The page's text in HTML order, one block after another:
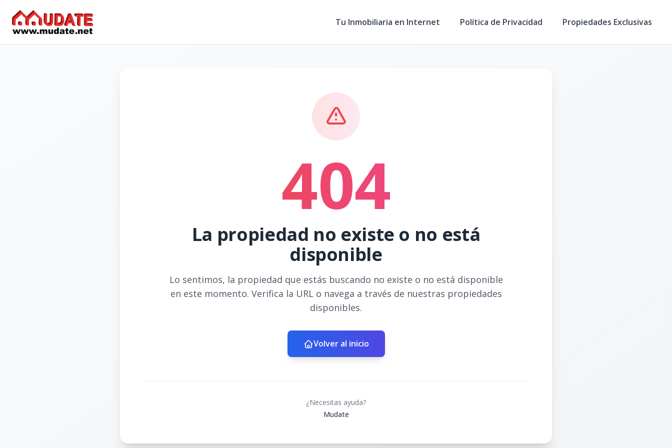
Tu Inmobiliaria en Internet Política de Privacidad Propiedades Exclusivas
404
La propiedad no existe o no está
disponible
Lo sentimos, la propiedad que estás buscando no existe o no está disponible
en este momento. Verifica la URL o navega a través de nuestras propiedades
disponibles.
Volver al inicio
¿Necesitas ayuda?
Mudate